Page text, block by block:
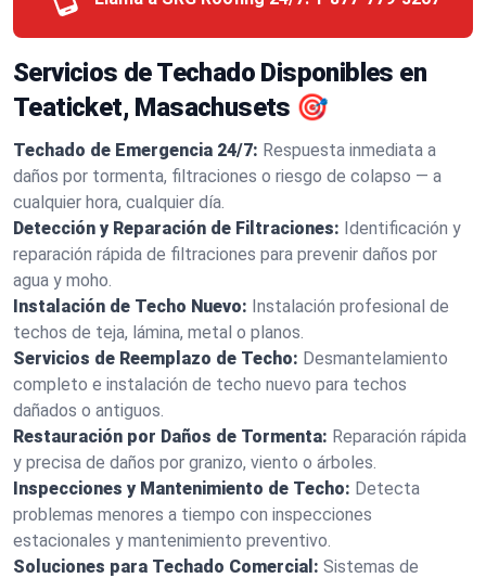
Servicios de Techado Disponibles en
Teaticket, Masachusets 🎯
Techado de Emergencia 24/7: Respuesta inmediata a
daños por tormenta, filtraciones o riesgo de colapso — a
cualquier hora, cualquier día.
Detección y Reparación de Filtraciones: Identificación y
reparación rápida de filtraciones para prevenir daños por
agua y moho.
Instalación de Techo Nuevo: Instalación profesional de
techos de teja, lámina, metal o planos.
Servicios de Reemplazo de Techo: Desmantelamiento
completo e instalación de techo nuevo para techos
dañados o antiguos.
Restauración por Daños de Tormenta: Reparación rápida
y precisa de daños por granizo, viento o árboles.
Inspecciones y Mantenimiento de Techo: Detecta
problemas menores a tiempo con inspecciones
estacionales y mantenimiento preventivo.
Soluciones para Techado Comercial: Sistemas de